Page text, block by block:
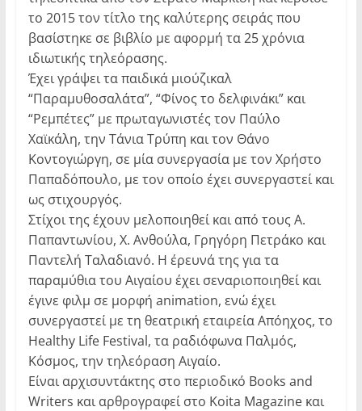
το 2015 τον τίτλο της καλύτερης σειράς που
βασίστηκε σε βιβλίο με αφορμή τα 25 χρόνια
ιδιωτικής τηλεόρασης.
Έχει γράψει τα παιδικά μιούζικαλ
“Παραμυθοσαλάτα”, “Φίνος το δελφινάκι” και
“Ρεμπέτες” με πρωταγωνιστές τον Παύλο
Χαϊκάλη, την Τάνια Τρύπη και τον Θάνο
Κοντογιώργη, σε μία συνεργασία με τον Χρήστο
Παπαδόπουλο, με τον οποίο έχει συνεργαστεί και
ως στιχουργός.
Στίχοι της έχουν μελοποιηθεί και από τους Α.
Παπαντωνίου, Χ. Ανθούλα, Γρηγόρη Πετράκο και
Παντελή Ταλαδιανό. Η έρευνά της για τα
παραμύθια του Αιγαίου έχει σεναριοποιηθεί και
έγινε φιλμ σε μορφή animation, ενώ έχει
συνεργαστεί με τη θεατρική εταιρεία Απόηχος, το
Healthy Life Festival, τα ραδιόφωνα Παλμός,
Κόσμος, την τηλεόραση Αιγαίο.
Είναι αρχισυντάκτης στο περιοδικό Books and
Writers και αρθρογραφεί στο Koita Magazine και